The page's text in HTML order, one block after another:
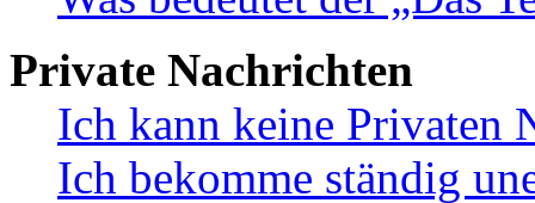
Private Nachrichten
Ich kann keine Privaten
Ich bekomme ständig